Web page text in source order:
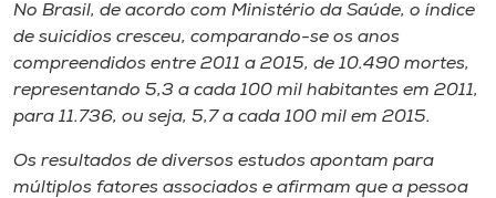
No Brasil, de acordo com Ministério da Saúde, o índice
de suicídios cresceu, comparando-se os anos
compreendidos entre 2011 a 2015, de 10.490 mortes,
representando 5,3 a cada 100 mil habitantes em 2011,
para 11.736, ou seja, 5,7 a cada 100 mil em 2015.
Os resultados de diversos estudos apontam para
múltiplos fatores associados e afirmam que a pessoa